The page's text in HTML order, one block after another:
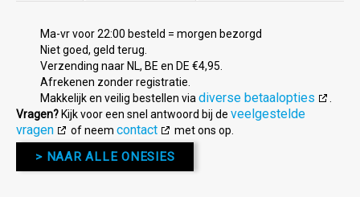
Ma-vr voor 22:00 besteld = morgen bezorgd
Niet goed, geld terug.
Verzending naar NL, BE en DE €4,95.
Afrekenen zonder registratie.
Makkelijk en veilig bestellen viadiverse betaalopties
.
Vragen? Kijk voor een snel antwoord bij de veelgestelde
vragen
of neem contact met ons op.
> NAAR ALLE ONESIES